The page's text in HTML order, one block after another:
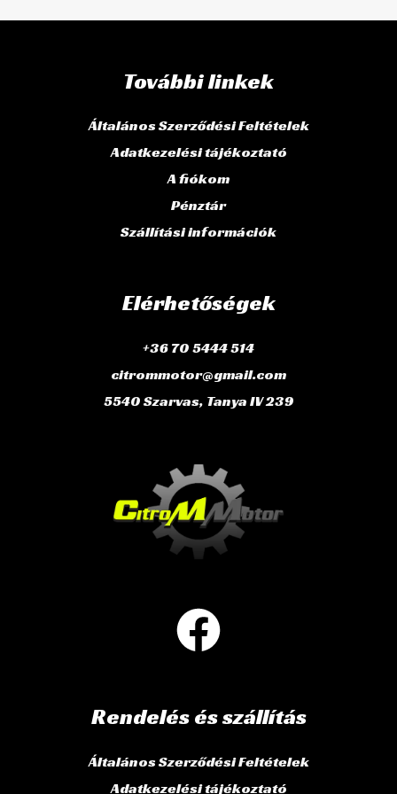
További linkek
Általános Szerződési Feltételek
Adatkezelési tájékoztató
A fiókom
Pénztár
Szállítási információk
Elérhetőségek
+36 70 5444 514
citrommotor@gmail.com
5540 Szarvas, Tanya IV 239
Rendelés és szállítás
Általános Szerződési Feltételek
Adatkezelési tájékoztató